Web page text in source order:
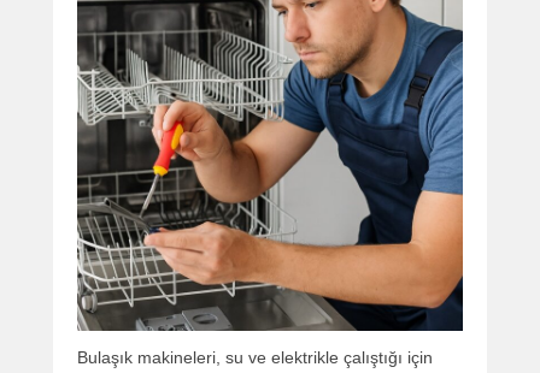
Bulaşık makineleri, su ve elektrikle çalıştığı için